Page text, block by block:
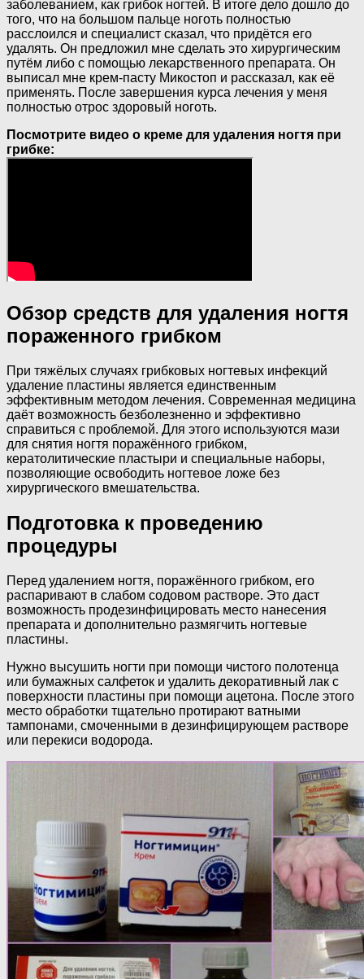
заболеванием, как грибок ногтей. В итоге дело дошло до
того, что на большом пальце ноготь полностью
расслоился и специалист сказал, что придётся его
удалять. Он предложил мне сделать это хирургическим
путём либо с помощью лекарственного препарата. Он
выписал мне крем-пасту Микостоп и рассказал, как её
применять. После завершения курса лечения у меня
полностью отрос здоровый ноготь.
Посмотрите видео о креме для удаления ногтя при
грибке:
Обзор средств для удаления ногтя
пораженного грибком
При тяжёлых случаях грибковых ногтевых инфекций
удаление пластины является единственным
эффективным методом лечения. Современная медицина
даёт возможность безболезненно и эффективно
справиться с проблемой. Для этого используются мази
для снятия ногтя поражённого грибком,
кератолитические пластыри и специальные наборы,
позволяющие освободить ногтевое ложе без
хирургического вмешательства.
Подготовка к проведению
процедуры
Перед удалением ногтя, поражённого грибком, его
распаривают в слабом содовом растворе. Это даст
возможность продезинфицировать место нанесения
препарата и дополнительно размягчить ногтевые
пластины.
Нужно высушить ногти при помощи чистого полотенца
или бумажных салфеток и удалить декоративный лак с
поверхности пластины при помощи ацетона. После этого
место обработки тщательно протирают ватными
тампонами, смоченными в дезинфицирующем растворе
или перекиси водорода.